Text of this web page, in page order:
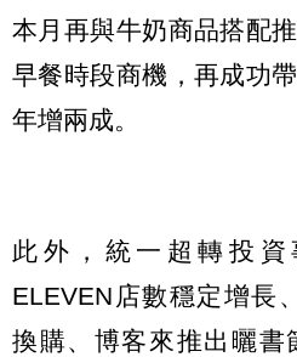
本月再與牛奶商品搭配
早餐時段商機，再成功
年增兩成。
此外，統一超轉投
ELEVEN店數穩定增長
換購、博客來推出曬書